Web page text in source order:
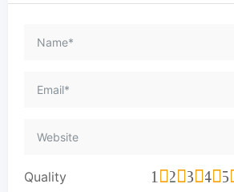
Quality 5
4
3
2
1